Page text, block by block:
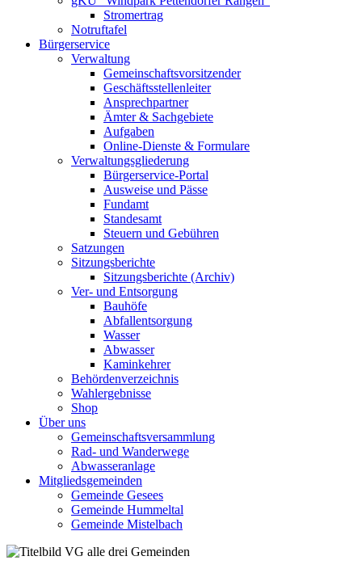
Stromertrag
Notruftafel
Bürgerservice
Verwaltung
Gemeinschaftsvorsitzender
Geschäftsstellenleiter
Ansprechpartner
Ämter & Sachgebiete
Aufgaben
Online-Dienste & Formulare
Verwaltungsgliederung
Bürgerservice-Portal
Ausweise und Pässe
Fundamt
Standesamt
Steuern und Gebühren
Satzungen
Sitzungsberichte
Sitzungsberichte (Archiv)
Ver- und Entsorgung
Bauhöfe
Abfallentsorgung
Wasser
Abwasser
Kaminkehrer
Behördenverzeichnis
Wahlergebnisse
Shop
Über uns
Gemeinschaftsversammlung
Rad- und Wanderwege
Abwasseranlage
Mitgliedsgemeinden
Gemeinde Gesees
Gemeinde Hummeltal
Gemeinde Mistelbach